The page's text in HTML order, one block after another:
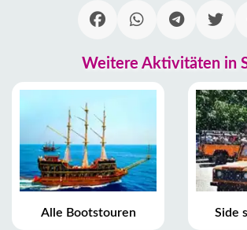
Weitere Aktivitäten in
Alle Bootstouren Side